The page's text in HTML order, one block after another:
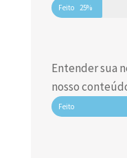
Feito 25%
Entender sua
nosso
Feito